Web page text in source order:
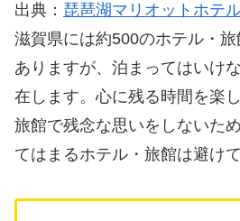
出典： 琵琶湖マリオットホテ
滋賀県には約500のホテル・
ありますが、泊まってはいけ
在します。心に残る時間を楽
旅館で残念な思いをしないた
てはまるホテル・旅館は避け